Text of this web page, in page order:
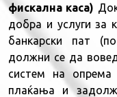
фискална каса)
добра и услуги за
банкарски пат
должни се да
систем на опрема
плаќања и